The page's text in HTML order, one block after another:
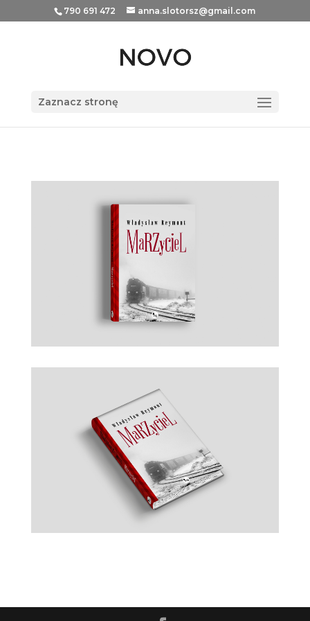
790 691 472 anna.slotorsz@gmail.com
Zaznacz stronę